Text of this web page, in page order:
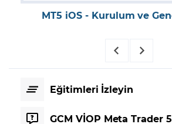
MT5 iOS - Kurulum ve
Eğitimleri İzleyin
GCM VİOP Meta Trader